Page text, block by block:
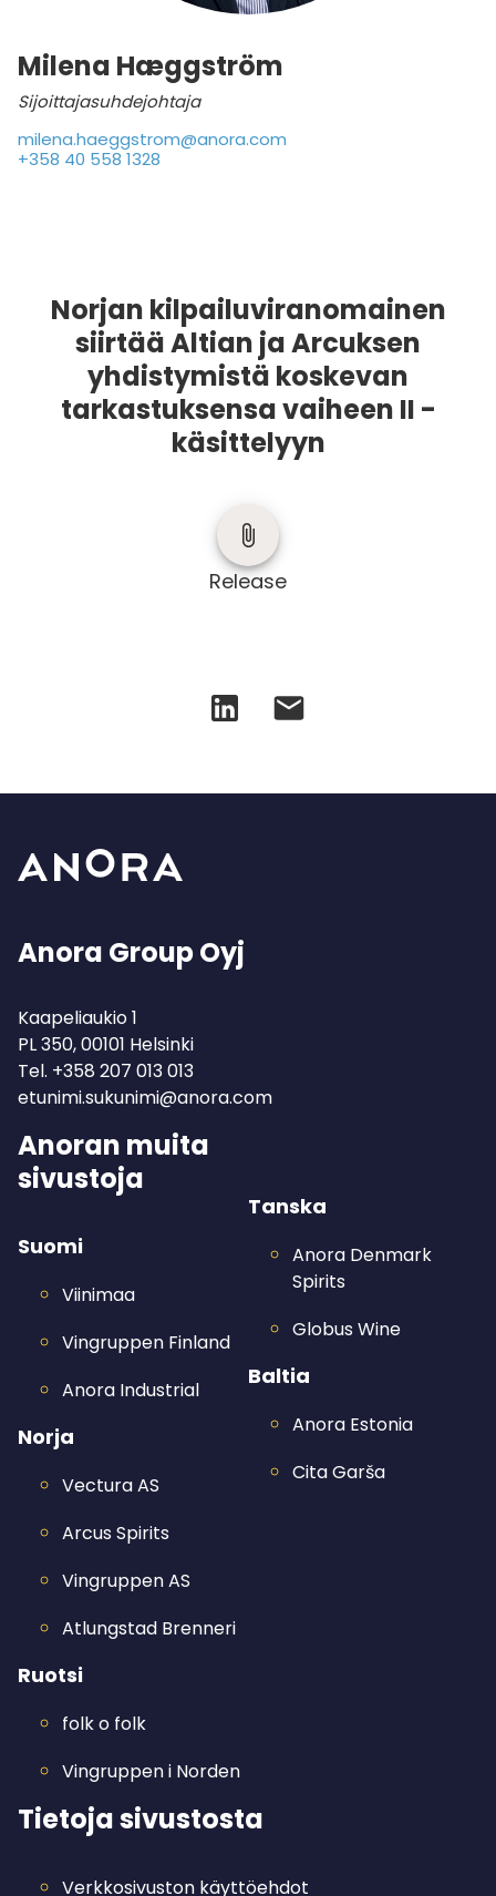
Milena Hæggström
Sijoittajasuhdejohtaja
milena.haeggstrom@anora.com
+358 40 558 1328
Norjan kilpailuviranomainen
siirtää Altian ja Arcuksen
yhdistymistä koskevan
tarkastuksensa vaiheen II -
käsittelyyn
Release
Anora Group Oyj
Kaapeliaukio 1
PL 350, 00101 Helsinki
Tel. +358 207 013 013
etunimi.sukunimi@anora.com
Anoran muita
sivustoja
Suomi
Viinimaa
Vingruppen Finland
Anora Industrial
Norja
Vectura AS
Arcus Spirits
Vingruppen AS
Atlungstad Brenneri
Ruotsi
folk o folk
Vingruppen i Norden
Tanska
Anora Denmark
Spirits
Globus Wine
Baltia
Anora Estonia
Cita Garša
Tietoja sivustosta
Verkkosivuston käyttöehdot